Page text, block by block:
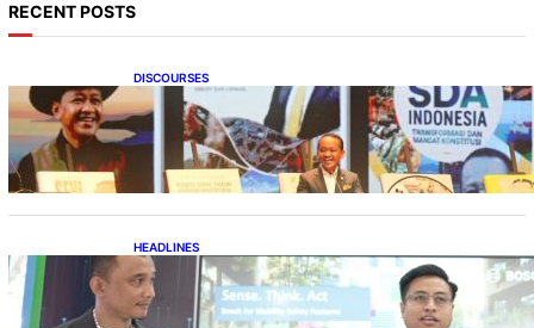
RECENT POSTS
DISCOURSES
Bahlil Luncurkan 10 Buku Rekam Jejak
Kepemimpinan dan Kebijakan
HEADLINES
Teknologi Keselamatan, Penentu Baru
Persaingan Industri Otomotif